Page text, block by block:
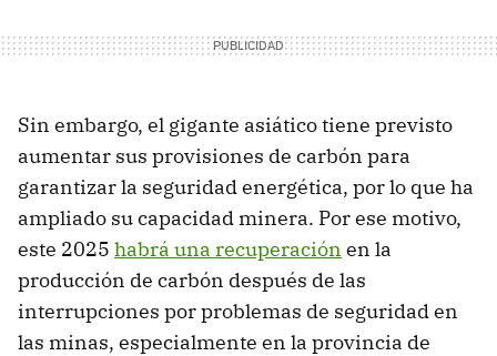
Sin embargo, el gigante asiático tiene previsto
aumentar sus provisiones de carbón para
garantizar la seguridad energética, por lo que ha
ampliado su capacidad minera. Por ese motivo,
este 2025 habrá una recuperación en la
producción de carbón después de las
interrupciones por problemas de seguridad en
las minas, especialmente en la provincia de